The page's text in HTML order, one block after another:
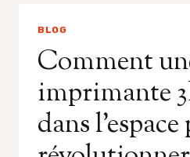
BLOG
Comment
imprimante
dans